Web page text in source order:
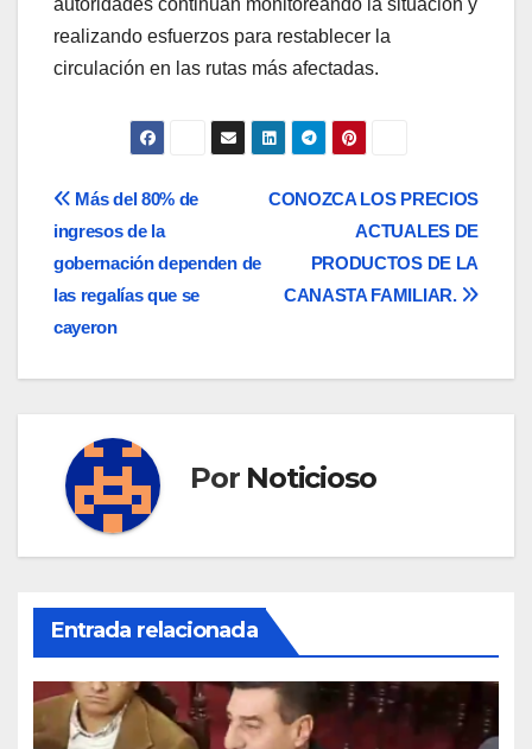
autoridades continúan monitoreando la situación y
realizando esfuerzos para restablecer la
circulación en las rutas más afectadas.
Navegación
de
entradas
CONOZCA LOS PRECIOS
ACTUALES DE
PRODUCTOS DE LA
CANASTA FAMILIAR.
Más del 80% de
ingresos de la
gobernación dependen de
las regalías que se
cayeron
Por Noticioso
Entrada relacionada